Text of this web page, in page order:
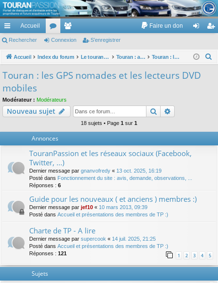
TouranPassion
Le forum des propriétaires ou futurs acquéreurs du Volkswagen Touran
cc
ès
de
Accueil
or
u
e
m
Faire un don
ne nr
Rechercher Connexion S’enregistrer
Accueil Index du forum Le touran dans ses versions I (V1 V2 V3) et II ... Touran : autoradios et GPS Touran : les GPS nomades et les lecteurs DVD mobiles
h
Touran : les GPS nomades et les lecteurs DVD
mobiles
Modérateur : Modérateurs
Nouveau sujet Rechercher
18 sujets • Page 1 sur 1
Annonces
TouranPassion et les réseaux sociaux (Facebook,
Twitter, ...)
Dernier message par gnanvofredy « 13 oct. 2025, 16:19
Posté dans Fonctionnement du site : avis, demande, observations, ...
Réponses : 6
Guide pour les nouveaux ( et anciens ) membres :)
Dernier message par jef10 « 10 mars 2013, 09:39
Posté dans Accueil et présentations des membres de TP :)
Charte de TP - A lire
Dernier message par supercook « 14 juil. 2025, 21:25
Posté dans Accueil et présentations des membres de TP :)
Réponses : 121 1 2 3 4 5
Sujets